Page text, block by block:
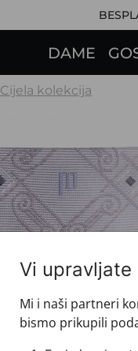
DAME
Cijela kolekcija
Vi upravljate
Mi i naši partneri
bismo prikupili